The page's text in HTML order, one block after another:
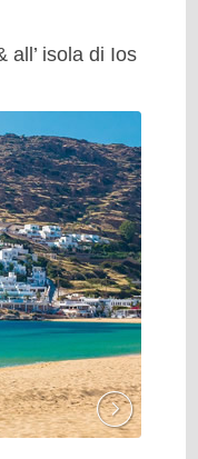
all’ isola di Ios